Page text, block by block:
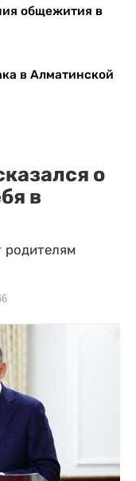
общежития в
в Алматинской
о
в
родителям